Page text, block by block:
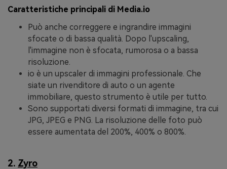
Caratteristiche principali di Media.io
Può anche correggere e ingrandire immagini
sfocate o di bassa qualità. Dopo l'upscaling,
l'immagine non è sfocata, rumorosa o a bassa
risoluzione.
io è un upscaler di immagini professionale. Che
siate un rivenditore di auto o un agente
immobiliare, questo strumento è utile per tutto.
Sono supportati diversi formati di immagine, tra cui
JPG, JPEG e PNG. La risoluzione delle foto può
essere aumentata del 200%, 400% o 800%.
2. Zyro